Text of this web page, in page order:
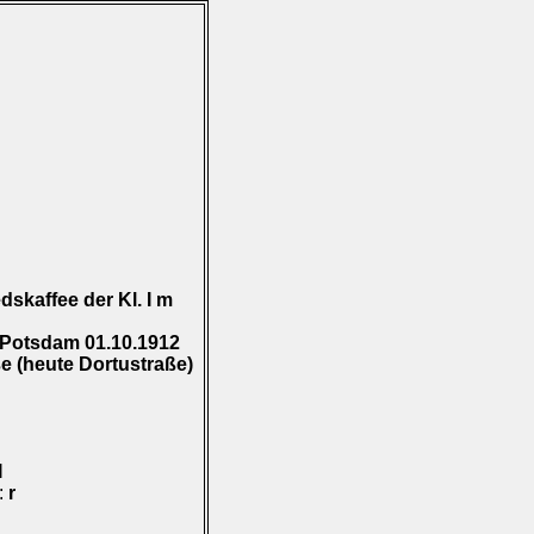
der Kl. I m
01.10.1912
(heute Dortustraße)
r